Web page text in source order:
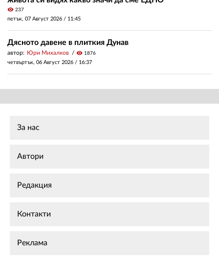
visibility 237
петък, 07 Август 2026 / 11:45
Дясното давене в плиткия Дунав
автор: Юри Михалков visibility 1876
четвъртък, 06 Август 2026 / 16:37
За нас
Автори
Редакция
Контакти
Реклама